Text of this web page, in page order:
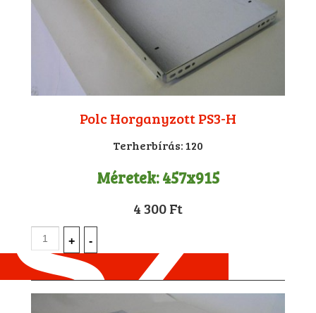
Polc Horganyzott PS3-H
Terherbírás:120
Méretek:457x915
4 300 Ft